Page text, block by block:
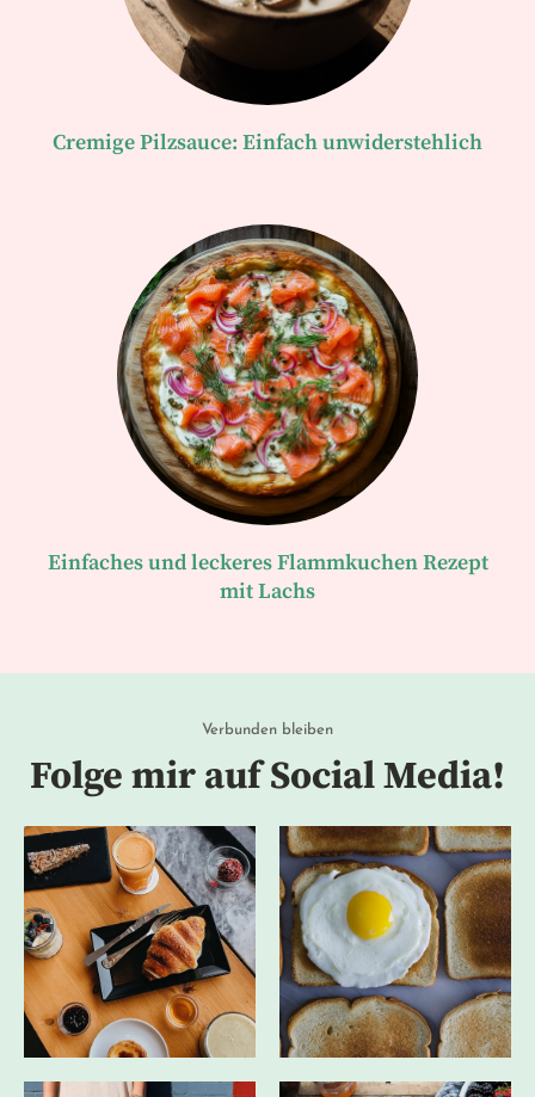
Cremige Pilzsauce: Einfach unwiderstehlich
Einfaches und leckeres Flammkuchen Rezept
mit Lachs
Verbunden bleiben
Folge mir auf Social Media!